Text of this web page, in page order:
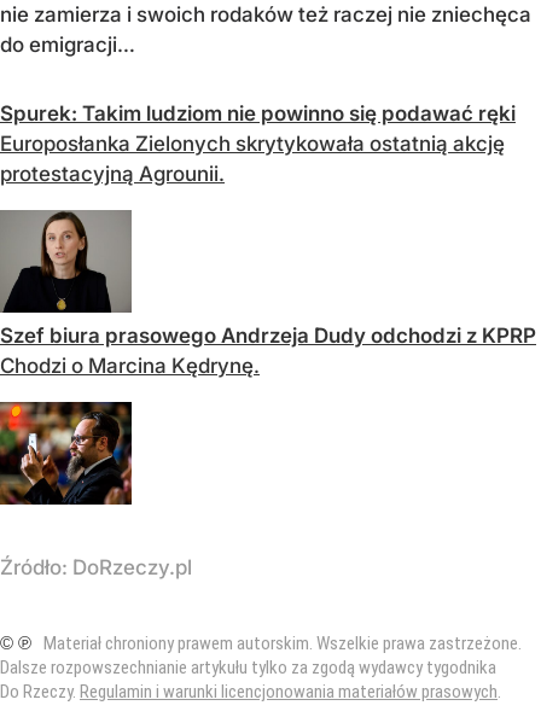
nie zamierza i swoich rodaków też raczej nie zniechęca
do emigracji…
Spurek: Takim ludziom nie powinno się podawać ręki
Europosłanka Zielonych skrytykowała ostatnią akcję
protestacyjną Agrounii.
Szef biura prasowego Andrzeja Dudy odchodzi z KPRP
Chodzi o Marcina Kędrynę.
Źródło: DoRzeczy.pl
© ℗ Materiał chroniony prawem autorskim. Wszelkie prawa zastrzeżone.
Dalsze rozpowszechnianie artykułu tylko za zgodą wydawcy tygodnika
Do Rzeczy. Regulamin i warunki licencjonowania materiałów prasowych